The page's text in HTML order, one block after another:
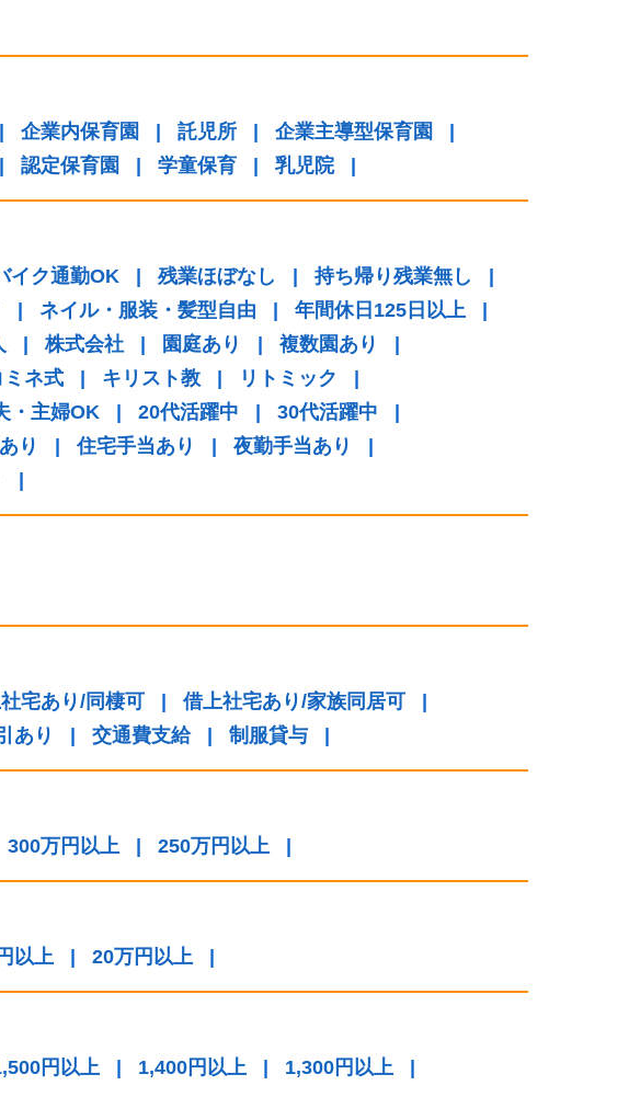
| 企業内保育園 | 託児所 | 企業主導型保育園
|
| 認定保育園 | 学童保育 | 乳児院 |
イク通勤OK | 残業ほぼなし | 持ち帰り残業無し
|
| ネイル・服装・髪型自由 | 年間休日125日以上
|
| 株式会社 | 園庭あり | 複数園あり
|
ミネ式 | キリスト教 | リトミック
|
・主婦OK | 20代活躍中 | 30代活躍中
|
り | 住宅手当あり | 夜勤手当あり
|
|
宅あり/同棲可 | 借上社宅あり/家族同居可
|
あり | 交通費支給 | 制服貸与 |
300万円以上 | 250万円以上 |
以上 | 20万円以上 |
円以上 | 1,400円以上 | 1,300円以上
|